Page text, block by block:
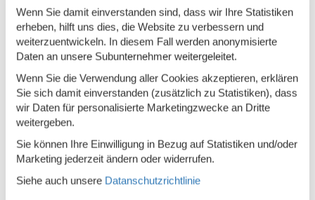
Hirtshals 8 Hirtshals 4
Alle Optionen anzeigen
Angebote und Rabatte auf
Urlaubserlebnisse
Wenn Sie damit einverstanden sind, dass wir Ihre Statistiken
erheben, hilft uns dies, die Website zu verbessern und
weiterzuentwickeln. In diesem Fall werden anonymisierte
Daten an unsere Subunternehmer weitergeleitet.
Wenn Sie die Verwendung aller Cookies akzeptieren, erklären
Sie sich damit einverstanden (zusätzlich zu Statistiken), dass
wir Daten für personalisierte Marketingzwecke an Dritte
weitergeben.
Sie können Ihre Einwilligung in Bezug auf Statistiken und/oder
Marketing jederzeit ändern oder widerrufen.
Siehe auch unsere Datanschutzrichtlinie